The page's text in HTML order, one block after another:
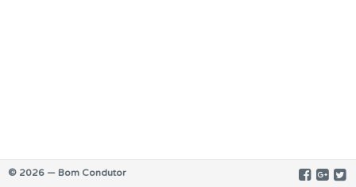
© 2026 — Bom Condutor